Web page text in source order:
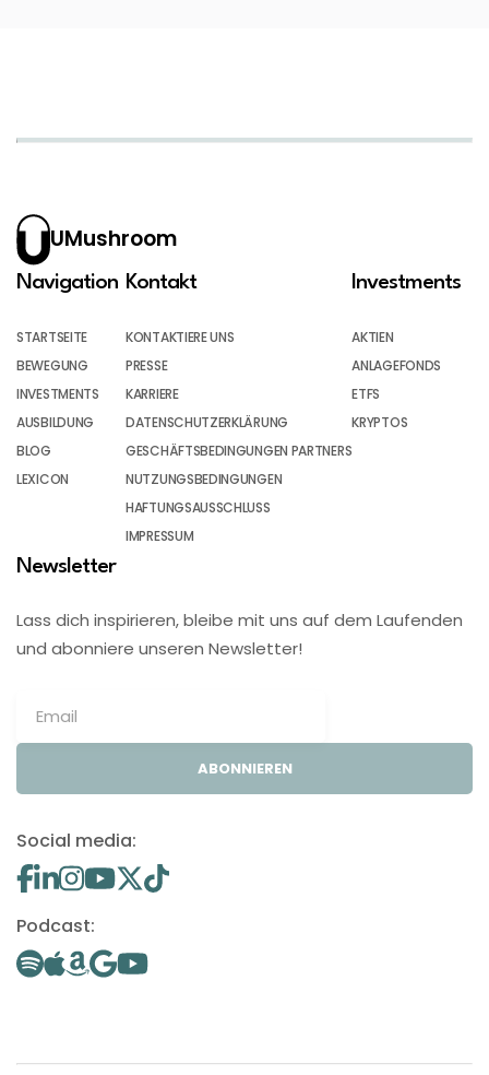
UMushroom
Navigation
STARTSEITE
BEWEGUNG
INVESTMENTS
AUSBILDUNG
BLOG
LEXICON
Kontakt
KONTAKTIERE UNS
PRESSE
KARRIERE
DATENSCHUTZERKLÄRUNG
GESCHÄFTSBEDINGUNGEN PARTNERS
NUTZUNGSBEDINGUNGEN
HAFTUNGSAUSSCHLUSS
IMPRESSUM
Investments
AKTIEN
ANLAGEFONDS
ETFS
KRYPTOS
Newsletter
Lass dich inspirieren, bleibe mit uns auf dem Laufenden
und abonniere unseren Newsletter!
ABONNIEREN
Social media:
Podcast: